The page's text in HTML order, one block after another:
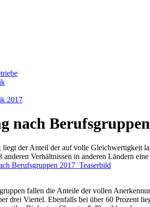
2017
nach
der Anteil der auf volle Gleichwertigkeit
anderen Verhältnissen in anderen Ländern
fallen die Anteile der vollen
drei Viertel. Ebenfalls bei über 60 Prozent